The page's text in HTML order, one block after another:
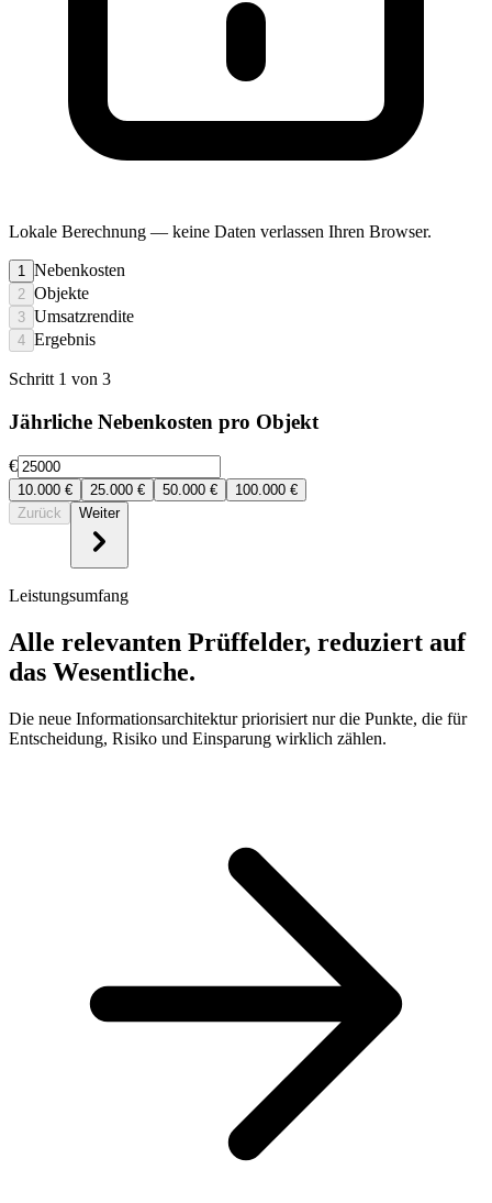
Lokale Berechnung — keine Daten verlassen Ihren Browser.
1 Nebenkosten
2 Objekte
3 Umsatzrendite
4 Ergebnis
Schritt 1 von 3
Jährliche Nebenkosten pro Objekt
€
10.000 € 25.000 € 50.000 € 100.000 €
Zurück
Weiter
Leistungsumfang
Alle relevanten Prüffelder, reduziert auf
das Wesentliche.
Die neue Informationsarchitektur priorisiert nur die Punkte, die für
Entscheidung, Risiko und Einsparung wirklich zählen.